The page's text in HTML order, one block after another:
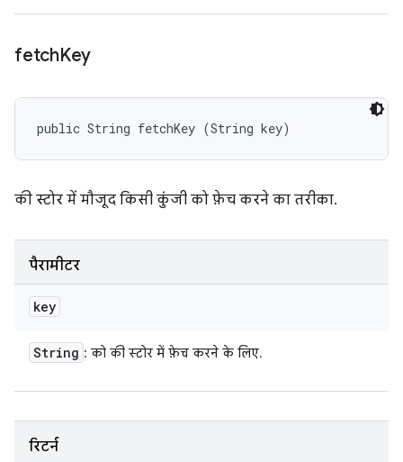
fetchKey
public String fetchKey (String key)
की स्टोर में मौजूद किसी कुंजी को फ़ेच करने का तरीका.
पैरामीटर
key
String : को की स्टोर में फ़ेच करने के लिए.
रिटर्न